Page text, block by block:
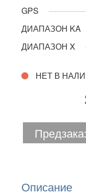
GPS
ДИАПАЗОН KA
ДИАПАЗОН X
НЕТ В
Описание